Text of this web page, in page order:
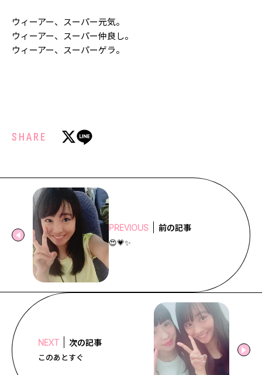
ウィーアー、スーパー元気。
ウィーアー、スーパー仲良し。
ウィーアー、スーパーゲラ。
SHARE
PREVIOUS 前の記事
😍💗✨
NEXT 次の記事
このあとすぐ